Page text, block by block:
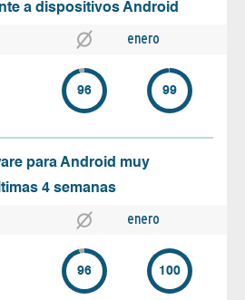
a dispositivos Android
enero
96 99
para Android muy
4 semanas
enero
96 100